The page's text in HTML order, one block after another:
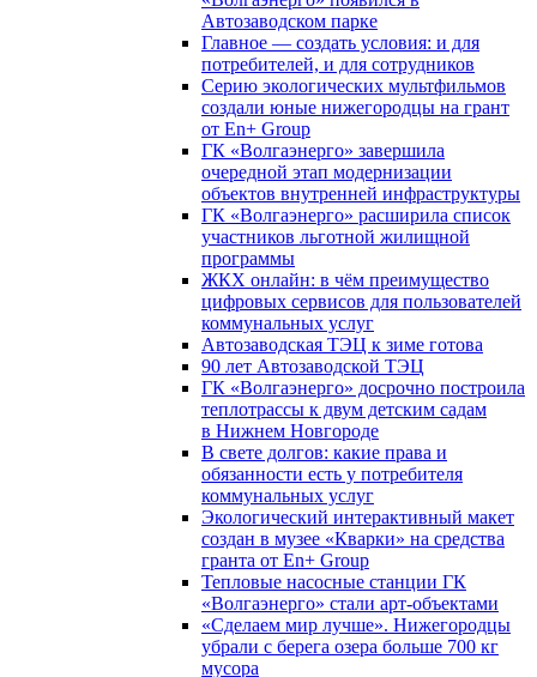
Автозаводском парке
Главное — создать условия: и для
потребителей, и для сотрудников
Серию экологических мультфильмов
создали юные нижегородцы на грант
от En+ Group
ГК «Волгаэнерго» завершила
очередной этап модернизации
объектов внутренней инфраструктуры
ГК «Волгаэнерго» расширила список
участников льготной жилищной
программы
ЖКХ онлайн: в чём преимущество
цифровых сервисов для пользователей
коммунальных услуг
Автозаводская ТЭЦ к зиме готова
90 лет Автозаводской ТЭЦ
ГК «Волгаэнерго» досрочно построила
теплотрассы к двум детским садам
в Нижнем Новгороде
В свете долгов: какие права и
обязанности есть у потребителя
коммунальных услуг
Экологический интерактивный макет
создан в музее «Кварки» на средства
гранта от En+ Group
Тепловые насосные станции ГК
«Волгаэнерго» стали арт-объектами
«Сделаем мир лучше». Нижегородцы
убрали с берега озера больше 700 кг
мусора